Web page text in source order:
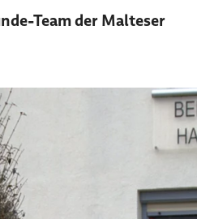
Team der Malteser